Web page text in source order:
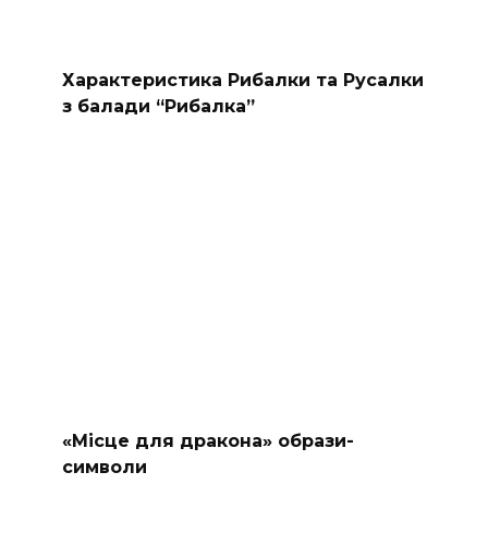
Характеристика Рибалки та Русалки
з балади “Рибалка”
«Місце для дракона» образи-
символи